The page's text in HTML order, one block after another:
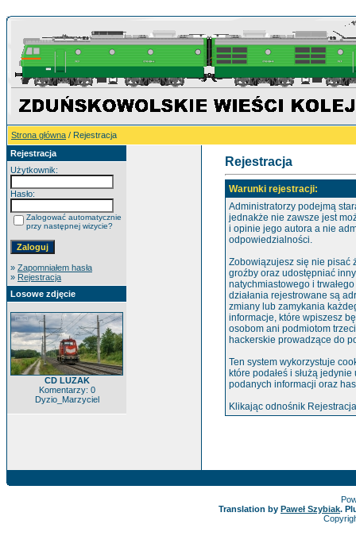
Strona główna / Rejestracja
Rejestracja
Użytkownik:
Hasło:
Zalogować automatycznie
przy następnej wizycie?
» Zapomniałem hasła
» Rejestracja
Losowe zdjęcie
CD LUZAK
Komentarzy: 0
Dyzio_Marzyciel
Rejestracja
Warunki rejestracji:
Administratorzy podejmą
jednakże nie zawsze jest
i opinie jego autora a nie
odpowiedzialności.
Zobowiązujesz się nie pisać
groźby oraz udostępniać
natychmiastowego i
działania rejestrowane są
zmiany lub zamykania
informacje, które wpiszesz
osobom ani podmiotom
hackerskie prowadzące do
Ten system wykorzystuje
które podałeś i służą
podanych informacji oraz
Klikając odnośnik
Translation by Paweł Szybiak.